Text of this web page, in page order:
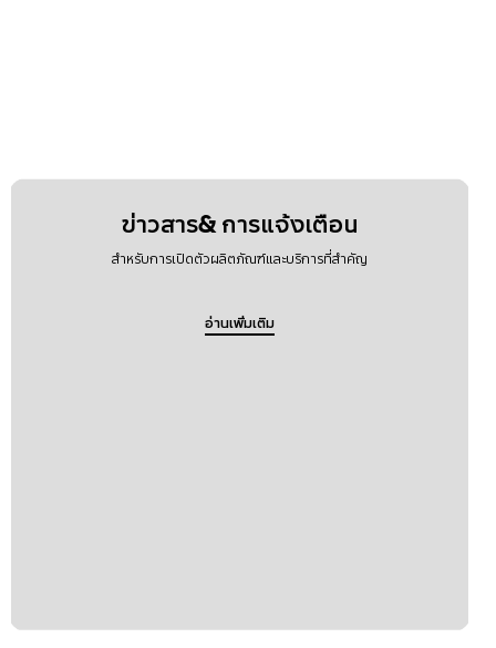
ข่าวสาร& การแจ้งเตือน
สำหรับการเปิดตัวผลิตภัณฑ์และบริการที่สำคัญ
อ่านเพิ่มเติม